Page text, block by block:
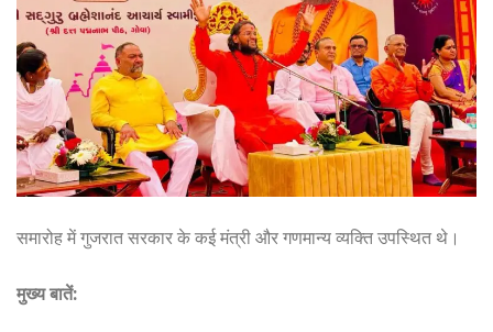
समारोह में गुजरात सरकार के कई मंत्री और गणमान्य व्यक्ति उपस्थित थे।
मुख्य बातें: